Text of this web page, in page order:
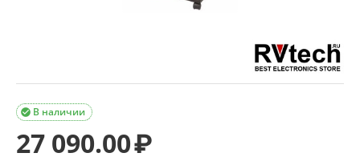
В наличии

27 090.00₽